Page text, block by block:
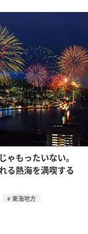
ゃもったいない。
る熱海を満喫する
東海地方